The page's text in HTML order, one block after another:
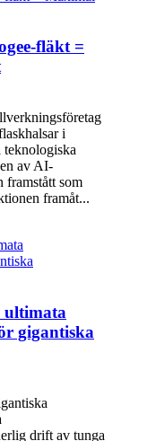
fläkt =
i
av AI-
framstått som
framåt...
gigantiska
drift av tunga